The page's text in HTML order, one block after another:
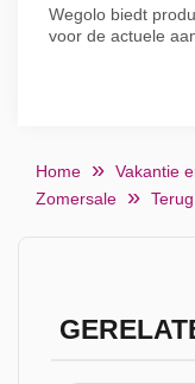
Wegolo biedt
voor de actuele
Home Vakantie
Zomersale